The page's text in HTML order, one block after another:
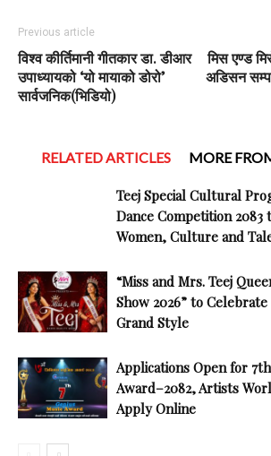
Previous article
विश्व कीर्तिमानी गीतकार डा. डीआर
उपाध्यायको ‘यो मायाको डोरो’
सार्वजनिक(भिडियो)
मिस एण्ड
अडिसन
RELATED ARTICLES MORE
Teej Special Cultural
Dance Competition 2083
Women, Culture and
“Miss and Mrs. Teej
Show 2026” to
Grand Style
Applications Open for
Award–2082, Artists
Apply Online